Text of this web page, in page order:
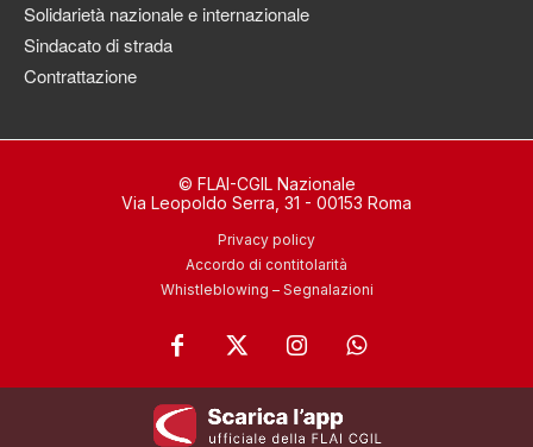
Solidarietà nazionale e internazionale
Sindacato di strada
Contrattazione
© FLAI-CGIL Nazionale
Via Leopoldo Serra, 31 - 00153 Roma
Privacy policy
Accordo di contitolarità
Whistleblowing – Segnalazioni